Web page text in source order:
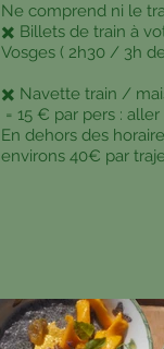
Ne comprend ni le
✖️ Billets de train à
Vosges ( 2h30 / 3h
✖️ Navette train /
= 15 € par pers :
En dehors des
environs 40€ par